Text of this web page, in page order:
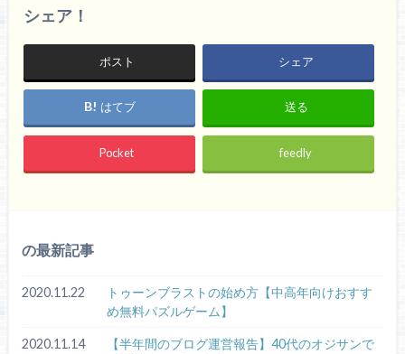
シェア！
ポスト シェア
はてブ 送る
Pocket feedly
の最新記事
2020.11.22
トゥーンブラストの始め方【中高年向けおすす
め無料パズルゲーム】
2020.11.14
【半年間のブログ運営報告】40代のオジサンで